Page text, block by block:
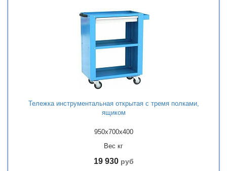
Тележка инструментальная открытая с тремя полками,
ящиком
950x700x400
Вес кг
19 930 руб